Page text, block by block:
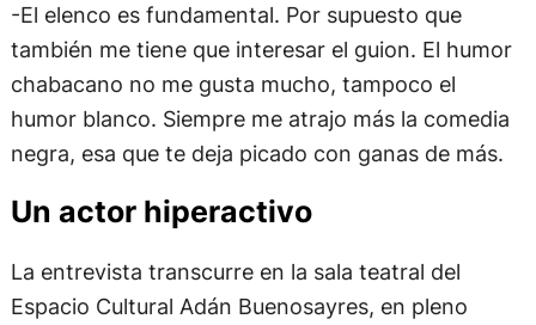
-El elenco es fundamental. Por supuesto que
también me tiene que interesar el guion. El humor
chabacano no me gusta mucho, tampoco el
humor blanco. Siempre me atrajo más la comedia
negra, esa que te deja picado con ganas de más.
Un actor hiperactivo
La entrevista transcurre en la sala teatral del
Espacio Cultural Adán Buenosayres, en pleno